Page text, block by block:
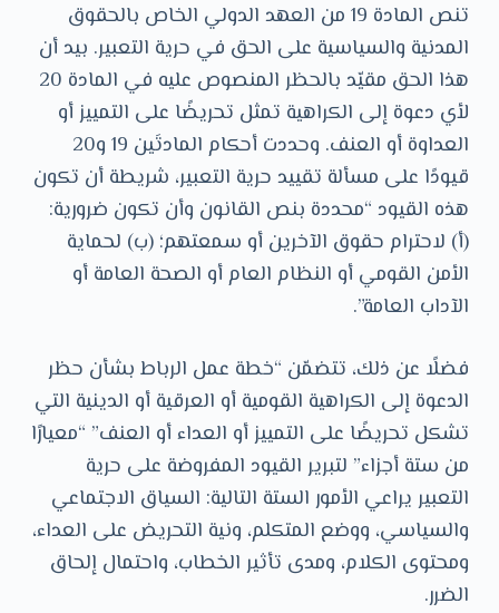
تنص المادة 19 من العهد الدولي الخاص بالحقوق
المدنية والسياسية على الحق في حرية التعبير. بيد أن
هذا الحق مقيّد بالحظر المنصوص عليه في المادة 20
لأي دعوة إلى الكراهية تمثل تحريضًا على التمييز أو
العداوة أو العنف. وحددت أحكام المادتَين 19 و20
قيودًا على مسألة تقييد حرية التعبير، شريطة أن تكون
هذه القيود “محددة بنص القانون وأن تكون ضرورية:
(أ) لاحترام حقوق الآخرين أو سمعتهم؛ (ب) لحماية
الأمن القومي أو النظام العام أو الصحة العامة أو
الآداب العامة”.
فضلًا عن ذلك، تتضمّن “خطة عمل الرباط بشأن حظر
الدعوة إلى الكراهية القومية أو العرقية أو الدينية التي
تشكل تحريضًا على التمييز أو العداء أو العنف” “معيارًا
من ستة أجزاء” لتبرير القيود المفروضة على حرية
التعبير يراعي الأمور الستة التالية: السياق الاجتماعي
والسياسي، ووضع المتكلم، ونية التحريض على العداء،
ومحتوى الكلام، ومدى تأثير الخطاب، واحتمال إلحاق
الضرر.